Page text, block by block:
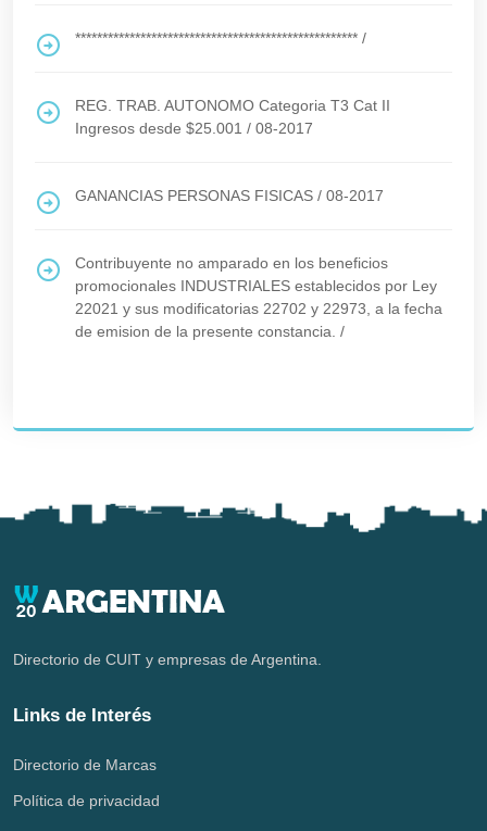
**************************************************** /
REG. TRAB. AUTONOMO Categoria T3 Cat II
Ingresos desde $25.001 / 08-2017
GANANCIAS PERSONAS FISICAS / 08-2017
Contribuyente no amparado en los beneficios
promocionales INDUSTRIALES establecidos por Ley
22021 y sus modificatorias 22702 y 22973, a la fecha
de emision de la presente constancia. /
Directorio de CUIT y empresas de Argentina.
Links de Interés
Directorio de Marcas
Política de privacidad